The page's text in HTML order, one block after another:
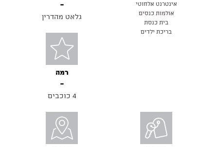
אינטרנט אלחוטי
אולמות כנסים
בית כנסת
בריכת ילדים
גלאט מהדרין
רמה
4 כוכבים